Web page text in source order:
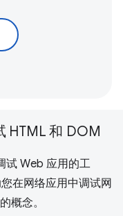
HTML 和 DOM
试 Web 应用的工
在网络应用中调试网
概念。